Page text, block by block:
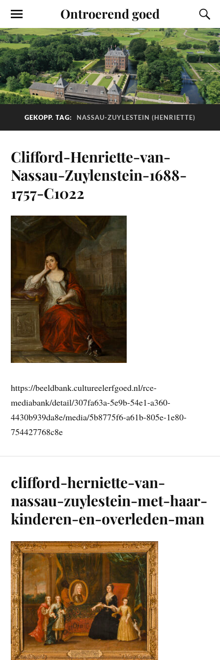
Ontroerend goed
GEKOPP. TAG: NASSAU-ZUYLESTEIN (HENRIETTE)
Clifford-Henriette-van-
Nassau-Zuylenstein-1688-
1757-C1022
https://beeldbank.cultureelerfgoed.nl/rce-
mediabank/detail/307fa63a-5e9b-54e1-a360-
4430b939da8e/media/5b8775f6-a61b-805e-1e80-
754427768c8e
clifford-herniette-van-
nassau-zuylestein-met-haar-
kinderen-en-overleden-man